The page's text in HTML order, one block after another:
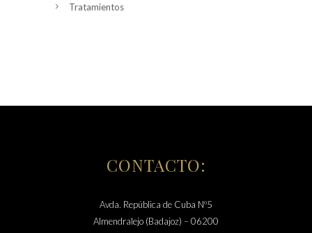
Tratamientos
CONTACTO:
Avda. República de Cuba Nº5
Almendralejo (Badajoz) – 06200